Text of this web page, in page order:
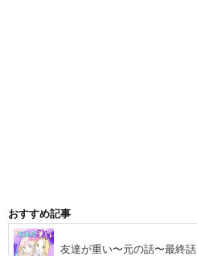
おすすめ記事
友達が重い〜元の話〜最終話